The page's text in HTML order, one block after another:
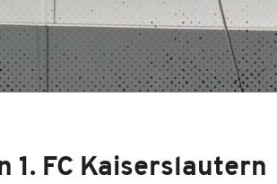
1. FC Kaiserslautern